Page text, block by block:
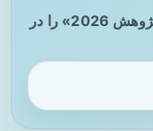
تازه‌ترین مطالب مرتبط با برچسب «پژوهش 2026» را در